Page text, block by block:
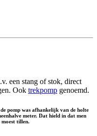
een stang of stok, direct
Ook trekpomp genoemd.
pomp was afhankelijk van de holte
meter. Dat hield in dat men
tillen.